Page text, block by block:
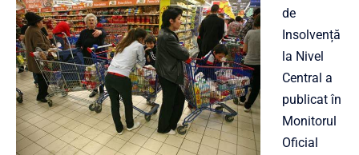
de
Insolvență
la Nivel
Central a
publicat în
Monitorul
Oficial